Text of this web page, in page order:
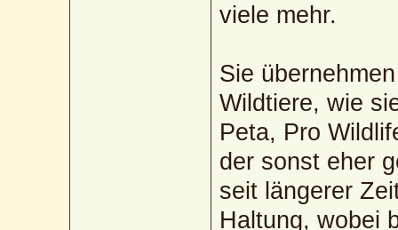
viele mehr.
Sie
Wildtiere, wie
Peta, Pro
der sonst eher
seit längerer
Haltung, wobei